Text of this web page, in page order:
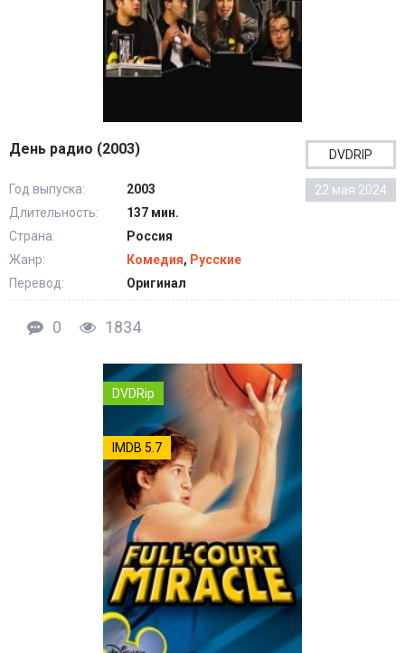
День радио (2003) DVDRIP
22 мая 2024
Год выпуска:
2003
Длительность:
137 мин.
Страна:
Россия
Жанр:
Комедия, Русские
Перевод:
Оригинал
0 1834
DVDRip
IMDB 5.7